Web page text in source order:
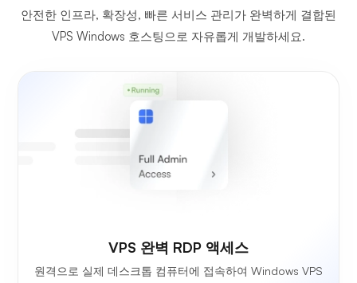
안전한 인프라, 확장성, 빠른 서비스 관리가 완벽하게 결합된
VPS Windows 호스팅으로 자유롭게 개발하세요.
VPS 완벽 RDP 액세스
원격으로 실제 데스크톱 컴퓨터에 접속하여 Windows VPS